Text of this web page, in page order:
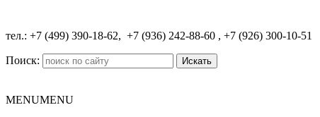
​тел.: +7 (499) 390-18-62, +7 (936) 242-88-60 , +7 (926) 300-10-51
Поиск:
MENUMENU